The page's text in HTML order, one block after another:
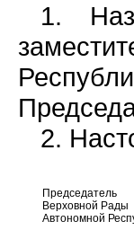
1.
2.
Председатель
Верховной Рады
Автономной